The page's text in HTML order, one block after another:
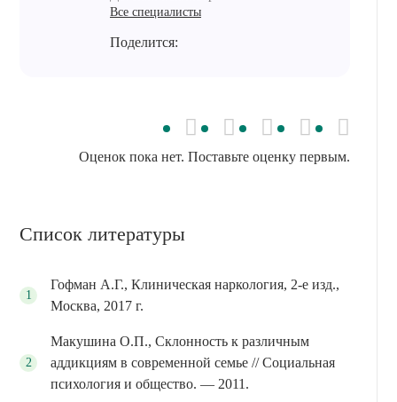
Все специалисты
Поделится:
Оценок пока нет. Поставьте оценку первым.
Список литературы
Гофман А.Г., Клиническая наркология, 2-е изд.,
Москва, 2017 г.
Макушина О.П., Склонность к различным
аддикциям в современной семье // Социальная
психология и общество. — 2011.